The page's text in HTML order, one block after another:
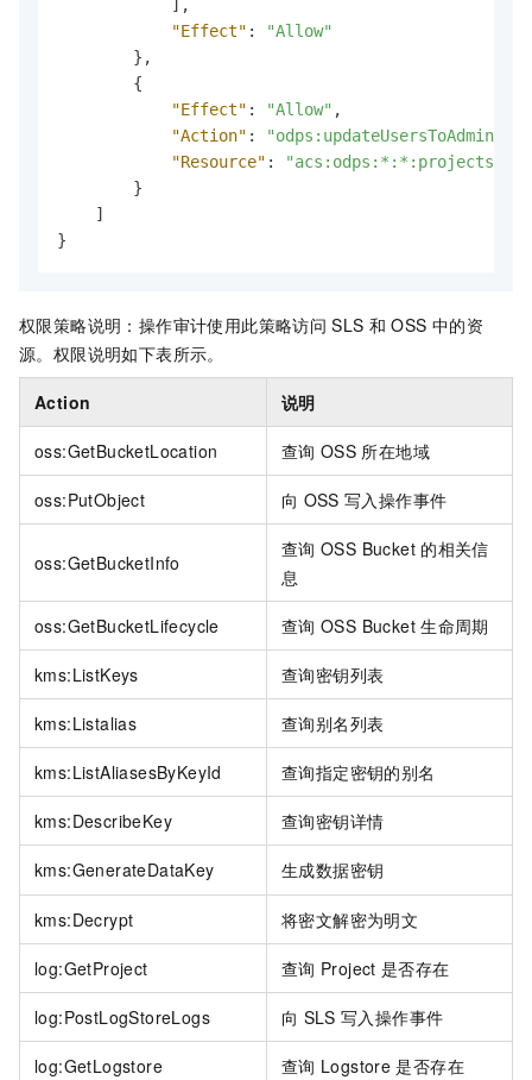
,
"Effect" :
"Allow"
} ,
{
"Effect" : "Allow" ,
"Action" : "odps:updateUsersToAdmin"
"Resource" :
"acs:odps:*:*:projects/
}
]
}
权限策略说明：操作审计使用此策略访问 SLS 和 OSS 中的资
源。权限说明如下表所示。
Action 说明
oss:GetBucketLocation 查询 OSS 所在地域
oss:PutObject 向 OSS 写入操作事件
oss:GetBucketInfo
查询 OSS Bucket 的相关信
息
oss:GetBucketLifecycle 查询 OSS Bucket 生命周期
kms:ListKeys 查询密钥列表
kms:Listalias 查询别名列表
kms:ListAliasesByKeyId 查询指定密钥的别名
kms:DescribeKey 查询密钥详情
kms:GenerateDataKey 生成数据密钥
kms:Decrypt 将密文解密为明文
log:GetProject 查询 Project 是否存在
log:PostLogStoreLogs 向 SLS 写入操作事件
log:GetLogstore 查询 Logstore 是否存在